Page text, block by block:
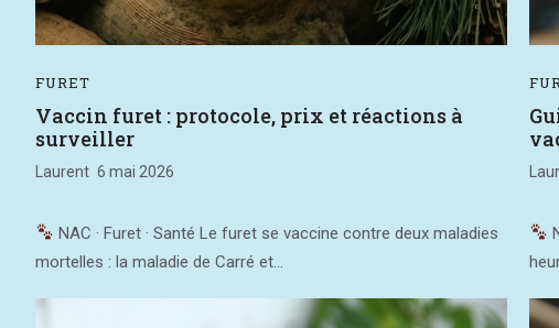
FURET
Vaccin furet : protocole, prix et réactions à
surveiller
Laurent 6 mai 2026
NAC · Furet · Santé Le furet se vaccine contre deux maladies
mortelles : la maladie de Carré et...